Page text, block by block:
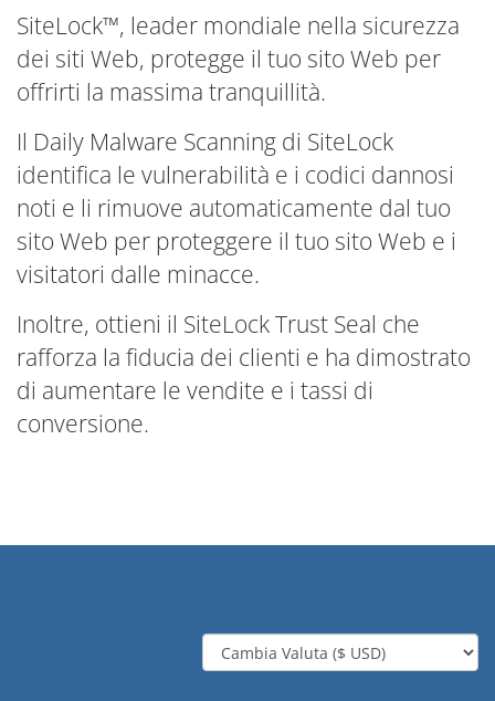
SiteLock™, leader mondiale nella sicurezza
dei siti Web, protegge il tuo sito Web per
offrirti la massima tranquillità.
Il Daily Malware Scanning di SiteLock
identifica le vulnerabilità e i codici dannosi
noti e li rimuove automaticamente dal tuo
sito Web per proteggere il tuo sito Web e i
visitatori dalle minacce.
Inoltre, ottieni il SiteLock Trust Seal che
rafforza la fiducia dei clienti e ha dimostrato
di aumentare le vendite e i tassi di
conversione.